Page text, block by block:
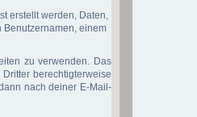
erstellt werden, Daten,
Benutzernamen, einem
zu verwenden. Das
berechtigterweise
nach deiner E-Mail-